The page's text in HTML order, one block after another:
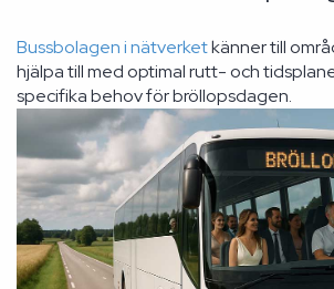
Bussbolagen i nätverketkänner till
hjälpa till med optimal rutt- och
specifika behov för bröllopsdagen.